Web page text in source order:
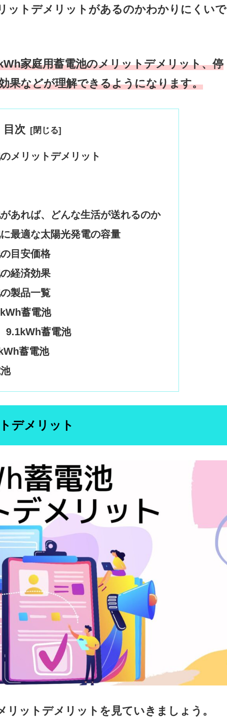
ットデメリットがあるのかわかりにくいで
家庭用蓄電池のメリットデメリット、停
果などが理解できるようになります。
目次
メリットデメリット
あれば、どんな生活が送れるのか
最適な太陽光発電の容量
目安価格
経済効果
製品一覧
蓄電池
蓄電池
蓄電池
デメリット
リットデメリットを見ていきましょう。